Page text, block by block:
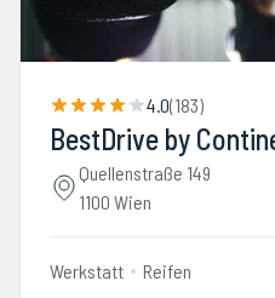
4.0(183)
BestDrive by
Quellenstraße 149
1100 Wien
Werkstatt Reifen